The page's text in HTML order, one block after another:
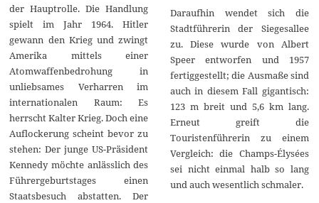
der Hauptrolle. Die Handlung
spielt im Jahr 1964. Hitler
gewann den Krieg und zwingt
Amerika mittels einer
Atomwaffenbedrohung in
unliebsames Verharren im
internationalen Raum: Es
herrscht Kalter Krieg. Doch eine
Auflockerung scheint bevor zu
stehen: Der junge US-Präsident
Kennedy möchte anlässlich des
Führergeburtstages einen
Staatsbesuch abstatten. Der
Daraufhin wendet sich die
Stadtführerin der Siegesallee
zu. Diese wurde von Albert
Speer entworfen und 1957
fertiggestellt; die Ausmaße sind
auch in diesem Fall gigantisch:
123 m breit und 5,6 km lang.
Erneut greift die
Touristenführerin zu einem
Vergleich: die Champs-Élysées
sei nicht einmal halb so lang
und auch wesentlich schmaler.